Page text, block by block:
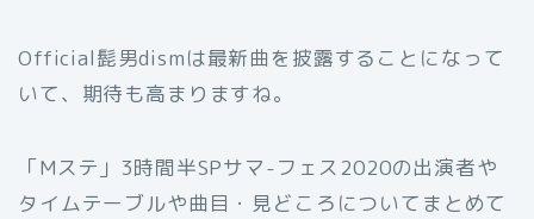
Official髭男dismは最新曲を披露することになって
いて、期待も高まりますね。
「Mステ」3時間半SPサマ-フェス2020の出演者や
タイムテーブルや曲目・見どころについてまとめて